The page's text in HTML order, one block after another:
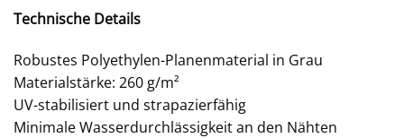
Technische Details
Robustes Polyethylen-Planenmaterial in Grau
Materialstärke: 260 g/m²
UV-stabilisiert und strapazierfähig
Minimale Wasserdurchlässigkeit an den Nähten